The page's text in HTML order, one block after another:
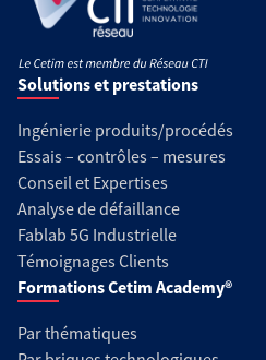
Solutions et prestations
Ingénierie produits/procédés
Essais – contrôles – mesures
Conseil et Expertises
Analyse de défaillance
Fablab 5G Industrielle
Témoignages Clients
Formations Cetim Academy®
Par thématiques